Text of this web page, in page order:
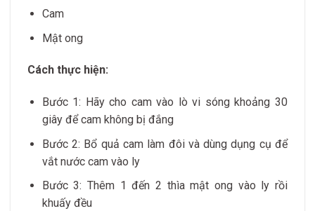
Cam
Mật ong
Cách thực hiện:
Bước 1: Hãy cho cam vào lò vi sóng khoảng 30
giây để cam không bị đắng
Bước 2: Bổ quả cam làm đôi và dùng dụng cụ để
vắt nước cam vào ly
Bước 3: Thêm 1 đến 2 thìa mật ong vào ly rồi
khuấy đều